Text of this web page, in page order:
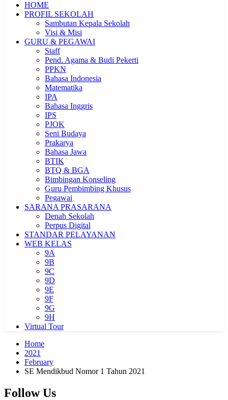
HOME
PROFIL SEKOLAH
Sambutan Kepala Sekolah
Visi & Misi
GURU & PEGAWAI
Staff
Pend. Agama & Budi Pekerti
PPKN
Bahasa Indonesia
Matematika
IPA
Bahasa Inggris
IPS
PJOK
Seni Budaya
Prakarya
Bahasa Jawa
BTIK
BTQ & BGA
Bimbingan Konseling
Guru Pembimbing Khusus
Pegawai
SARANA PRASARANA
Denah Sekolah
Perpus Digital
STANDAR PELAYANAN
WEB KELAS
9A
9B
9C
9D
9E
9F
9G
9H
Virtual Tour
Home
2021
February
SE Mendikbud Nomor 1 Tahun 2021
Follow Us